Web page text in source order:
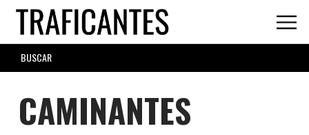
Skip
main
content
SEARCH
FORM
CAMINANTES